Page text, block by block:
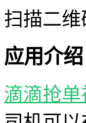
扫描二
应用介绍
滴滴抢单